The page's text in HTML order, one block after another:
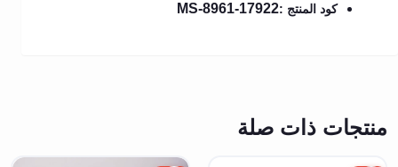
كود المنتج :MS-8961-17922
منتجات ذات صلة